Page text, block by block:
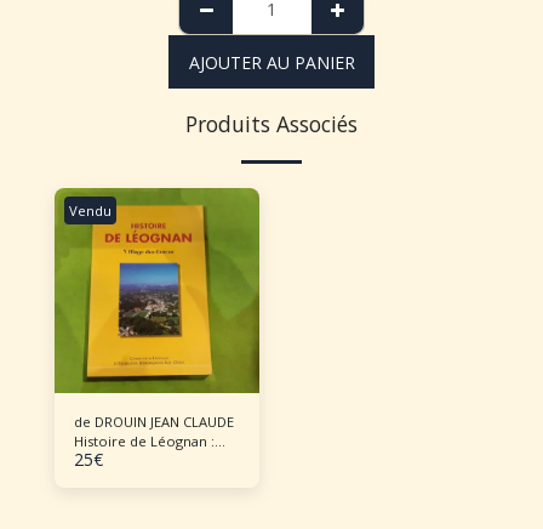
AJOUTER AU PANIER
Produits Associés
Vendu
de DROUIN JEAN CLAUDE
Histoire de Léognan :
Village des Graves
25€